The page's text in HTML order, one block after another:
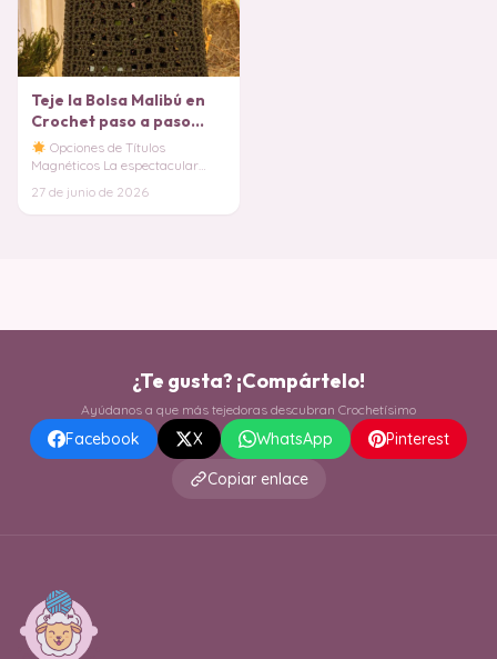
Teje la Bolsa Malibú en
Crochet paso a paso
(Patrón Gratis)
Opciones de Títulos
Magnéticos La espectacular
accesorio definitivo
27 de junio de 2026
¿Te gusta? ¡Compártelo!
Ayúdanos a que más tejedoras descubran Crochetísimo
Facebook X WhatsApp
Pinterest
Copiar enlace